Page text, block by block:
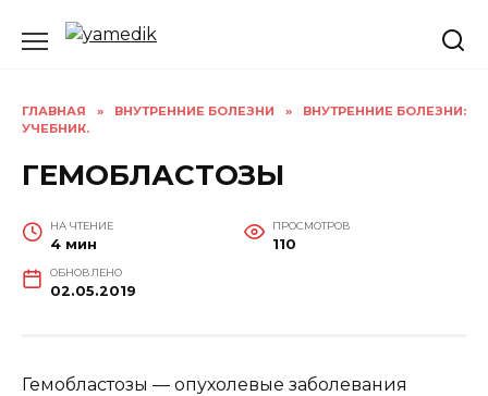
ГЛАВНАЯ » ВНУТРЕННИЕ БОЛЕЗНИ »
ВНУТРЕННИЕ БОЛЕЗНИ:
УЧЕБНИК.
ГЕМОБЛАСТОЗЫ
НА ЧТЕНИЕ
4 мин
ПРОСМОТРОВ
110
ОБНОВЛЕНО
02.05.2019
Гемобластозы — опухолевые заболевания